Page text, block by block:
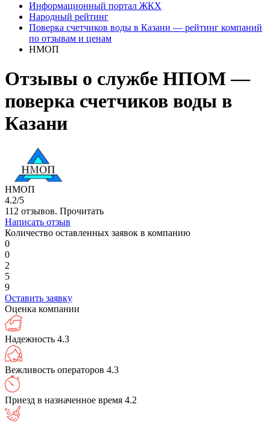
Информационный портал ЖКХ
Народный рейтинг
Поверка счетчиков воды в Казани — рейтинг компаний
по отзывам и ценам
НМОП
Отзывы о службе НПОМ —
поверка счетчиков воды в
Казани
НМОП
4.2/5
112 отзывов. Прочитать
Написать отзыв
Количество оставленных заявок в компанию
0
0
2
5
9
Оставить заявку
Оценка компании
Надежность 4.3
Вежливость операторов 4.3
Приезд в назначенное время 4.2